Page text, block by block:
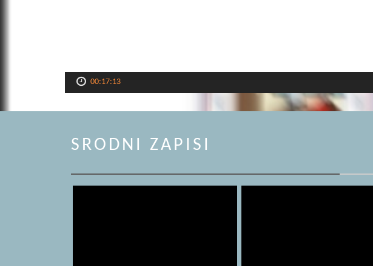
00:17:13
SRODNI ZAPISI